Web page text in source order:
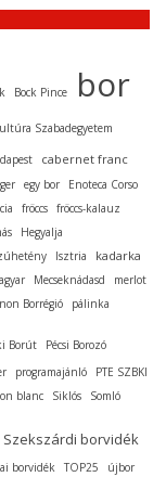
Bock Pince bor
Szabadegyetem
cabernet franc
egy bor
Enoteca Corso
fröccs fröccs-kalauz
Hegyalja
Isztria kadarka
Mecseknádasd
merlot
Borrégió pálinka
Borút Pécsi Borozó
programajánló
PTE SZBKI
blanc Siklós Somló
Szekszárdi borvidék
borvidék TOP25 újbor